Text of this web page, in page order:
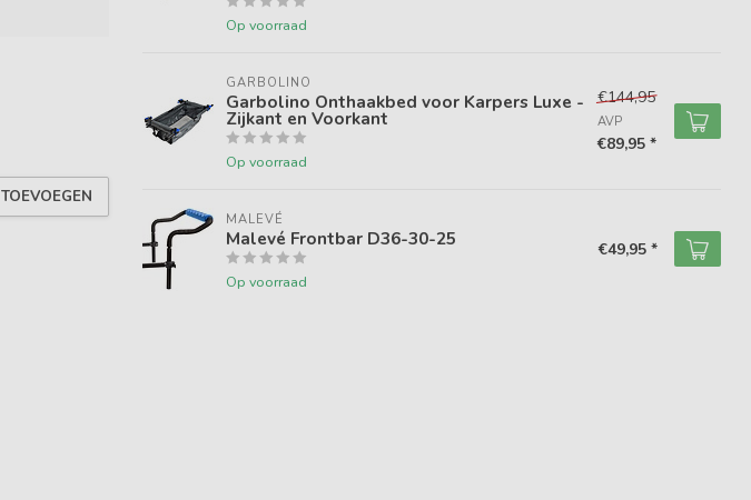
Op voorraad
GARBOLINO
Garbolino Onthaakbed voor Karpers Luxe -
Zijkant en Voorkant
Op voorraad
€144,95
AVP
€89,95 *
MALEVÉ
Malevé Frontbar D36-30-25
Op voorraad
€49,95 *